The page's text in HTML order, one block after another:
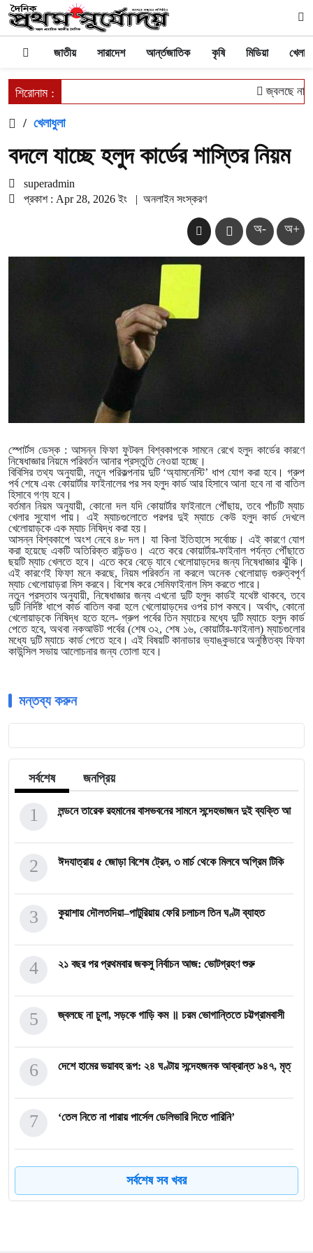
জাতীয় সারাদেশ আর্ন্তজাতিক কৃষি মিডিয়া
শিরোনাম : জ্বলছে না
/ খেলাধুলা
বদলে যাচ্ছে হলুদ কার্ডের শাস্তির নিয়ম
superadmin
প্রকাশ : Apr 28, 2026 ইং
| অনলাইন সংস্করণ
অ- অ+
স্পোর্টস ডেস্ক : আসন্ন ফিফা ফুটবল বিশ্বকাপকে সামনে রেখে হলুদ কার্ডের কারণে
নিষেধাজ্ঞার নিয়মে পরিবর্তন আনার প্রস্তুতি নেওয়া হচ্ছে।
বিবিসির তথ্য অনুযায়ী, নতুন পরিকল্পনায় দুটি ‘অ্যামনেস্টি’ ধাপ যোগ করা হবে। গ্রুপ
পর্ব শেষে এবং কোয়ার্টার ফাইনালের পর সব হলুদ কার্ড আর হিসাবে আনা হবে না বা বাতিল
হিসাবে গণ্য হবে।
বর্তমান নিয়ম অনুযায়ী, কোনো দল যদি কোয়ার্টার ফাইনালে পৌঁছায়, তবে পাঁচটি ম্যাচ
খেলার সুযোগ পায়। এই ম্যাচগুলোতে পরপর দুই ম্যাচে কেউ হলুদ কার্ড দেখলে
খেলোয়াড়কে এক ম্যাচ নিষিদ্ধ করা হয়।
আসন্ন বিশ্বকাপে অংশ নেবে ৪৮ দল। যা কিনা ইতিহাসে সর্বোচ্চ। এই কারণে যোগ
করা হয়েছে একটি অতিরিক্ত রাউন্ডও। এতে করে কোয়ার্টার-ফাইনাল পর্যন্ত পৌঁছাতে
ছয়টি ম্যাচ খেলতে হবে। এতে করে বেড়ে যাবে খেলোয়াড়দের জন্য নিষেধাজ্ঞার ঝুঁকি।
এই কারণেই ফিফা মনে করছে, নিয়ম পরিবর্তন না করলে অনেক খেলোয়াড় গুরুত্বপূর্ণ
ম্যাচ খেলোয়াড়রা মিস করবে। বিশেষ করে সেমিফাইনাল মিস করতে পারে।
নতুন প্রস্তাব অনুযায়ী, নিষেধাজ্ঞার জন্য এখনো দুটি হলুদ কার্ডই যথেষ্ট থাকবে, তবে
দুটি নির্দিষ্ট ধাপে কার্ড বাতিল করা হলে খেলোয়াড়দের ওপর চাপ কমবে। অর্থাৎ, কোনো
খেলোয়াড়কে নিষিদ্ধ হতে হলে- গ্রুপ পর্বের তিন ম্যাচের মধ্যে দুটি ম্যাচে হলুদ কার্ড
পেতে হবে, অথবা নকআউট পর্বের (শেষ ৩২, শেষ ১৬, কোয়ার্টার-ফাইনাল) ম্যাচগুলোর
মধ্যে দুটি ম্যাচে কার্ড পেতে হবে। এই বিষয়টি কানাডার ভ্যাঙ্কুভারে অনুষ্ঠিতব্য ফিফা
কাউন্সিল সভায় আলোচনার জন্য তোলা হবে।
মন্তব্য করুন
সর্বশেষ জনপ্রিয়
লন্ডনে তারেক রহমানের বাসভবনের সামনে সন্দেহভাজন দুই ব্যক্তি আ
1
ঈদযাত্রায় ৫ জোড়া বিশেষ ট্রেন, ৩ মার্চ থেকে মিলবে অগ্রিম টিকি
2
কুয়াশায় দৌলতদিয়া–পাটুরিয়ায় ফেরি চলাচল তিন ঘণ্টা ব্যাহত
3
২১ বছর পর প্রথমবার জকসু নির্বাচন আজ: ভোটগ্রহণ শুরু
4
জ্বলছে না চুলা, সড়কে গাড়ি কম ॥ চরম ভোগান্তিতে চট্টগ্রামবাসী
5
দেশে হামের ভয়াবহ রূপ: ২৪ ঘণ্টায় সন্দেহজনক আক্রান্ত ৯৪৭, মৃত্
6
‘তেল নিতে না পারায় পার্সেল ডেলিভারি দিতে পারিনি’
7
কালীগঞ্জে ভ্রাম্যমাণ আদালতে এক লাখ টাকা জরিমানা ও ১ মাসের জে
8 সর্বশেষ সব খবর